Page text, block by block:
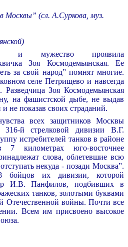
Москвы” (сл. А.Суркова, муз.
и мужество проявила
Зоя Космодемьянская. Ее
за свой народ” помнят многие.
селе Петрищево и навсегда
Зоя Космодемьянская
на фашистской дыбе, не выдав
не показав своих страданий.
всех защитников Москвы
й стрелковой дивизии В.Г.
истребителей танков в районе
7 километрах юго-восточнее
слова, облетевшие всю
некуда - позади Москва”.
бойцов их дивизии, которой
И.В. Панфилов, подбивших в
танков, золотыми буквами
Отечественной войны. Почти все
Всем им присвоено высокое